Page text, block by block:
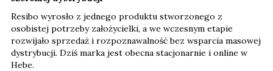
Resibo wyrosło z jednego produktu stworzonego z
osobistej potrzeby założycielki, a we wczesnym etapie
rozwijało sprzedaż i rozpoznawalność bez wsparcia masowej
dystrybucji. Dziś marka jest obecna stacjonarnie i online w
Hebe.